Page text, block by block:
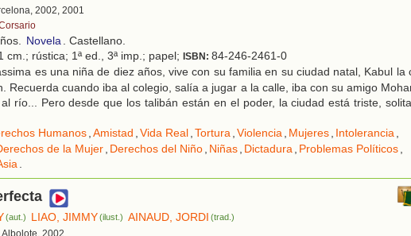
2002, 2001
Novela. Castellano.
cm.; rústica; 1ª ed., 3ª imp.; papel; ISBN: 84-246-2461-0
es una niña de diez años, vive con su familia en su ciudad natal, Kabul la
Recuerda cuando iba al colegio, salía a jugar a la calle, iba con su amigo
río... Pero desde que los talibán están en el poder, la ciudad está triste,
Humanos,Amistad ,Vida Real,Tortura,Violencia, Mujeres, Intolerancia,
de la Mujer, Derechos del Niño, Niñas, Dictadura, Problemas Políticos,
.
(aut.) LIAO, JIMMY(ilust.) AINAUD, JORDI (trad.)